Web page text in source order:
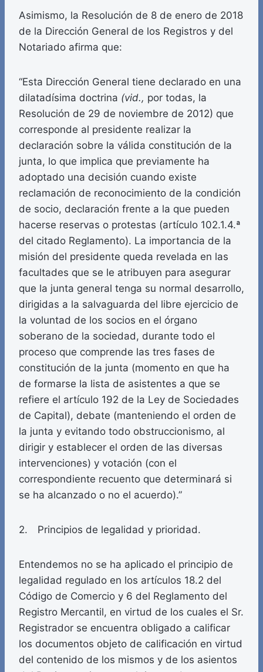
Asimismo, la Resolución de 8 de enero de 2018
de la Dirección General de los Registros y del
Notariado afirma que:
“Esta Dirección General tiene declarado en una
dilatadísima doctrina (vid., por todas, la
Resolución de 29 de noviembre de 2012) que
corresponde al presidente realizar la
declaración sobre la válida constitución de la
junta, lo que implica que previamente ha
adoptado una decisión cuando existe
reclamación de reconocimiento de la condición
de socio, declaración frente a la que pueden
hacerse reservas o protestas (artículo 102.1.4.ª
del citado Reglamento). La importancia de la
misión del presidente queda revelada en las
facultades que se le atribuyen para asegurar
que la junta general tenga su normal desarrollo,
dirigidas a la salvaguarda del libre ejercicio de
la voluntad de los socios en el órgano
soberano de la sociedad, durante todo el
proceso que comprende las tres fases de
constitución de la junta (momento en que ha
de formarse la lista de asistentes a que se
refiere el artículo 192 de la Ley de Sociedades
de Capital), debate (manteniendo el orden de
la junta y evitando todo obstruccionismo, al
dirigir y establecer el orden de las diversas
intervenciones) y votación (con el
correspondiente recuento que determinará si
se ha alcanzado o no el acuerdo).”
2. Principios de legalidad y prioridad.
Entendemos no se ha aplicado el principio de
legalidad regulado en los artículos 18.2 del
Código de Comercio y 6 del Reglamento del
Registro Mercantil, en virtud de los cuales el Sr.
Registrador se encuentra obligado a calificar
los documentos objeto de calificación en virtud
del contenido de los mismos y de los asientos